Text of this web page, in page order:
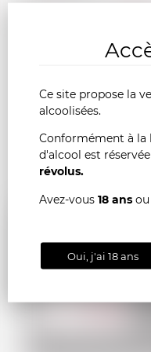
France
117.00
Ce site propose la
alcoolisées.
Conformément à la
d'alcool est
révolus.
Avez-vous 18 ans
Oui, j'ai 18 ans